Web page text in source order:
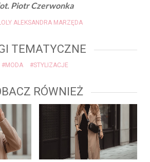
Piotr Czerwonka
ALEKSANDRA MARZĘDA
TEMATYCZNE
#MODA #STYLIZACJE
RÓWNIEŻ